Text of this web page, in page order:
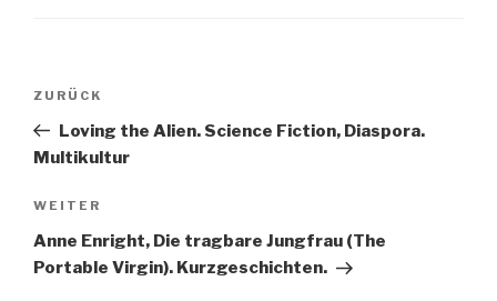
Beitragsnavigation
Vorheriger
Beitrag
ZURÜCK
Loving the Alien. Science Fiction, Diaspora.
Multikultur
Nächster
Beitrag
WEITER
Anne Enright, Die tragbare Jungfrau (The
Portable Virgin). Kurzgeschichten.